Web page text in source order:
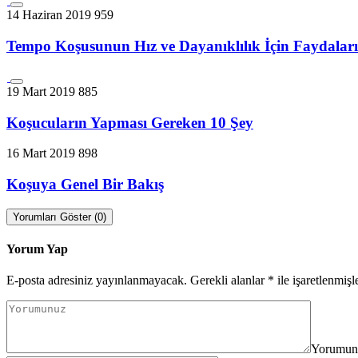
14 Haziran 2019 959
Tempo Koşusunun Hız ve Dayanıklılık İçin Faydaları
19 Mart 2019 885
Koşucuların Yapması Gereken 10 Şey
16 Mart 2019 898
Koşuya Genel Bir Bakış
Yorumları Göster (0)
Yorum Yap
E-posta adresiniz yayınlanmayacak. Gerekli alanlar * ile